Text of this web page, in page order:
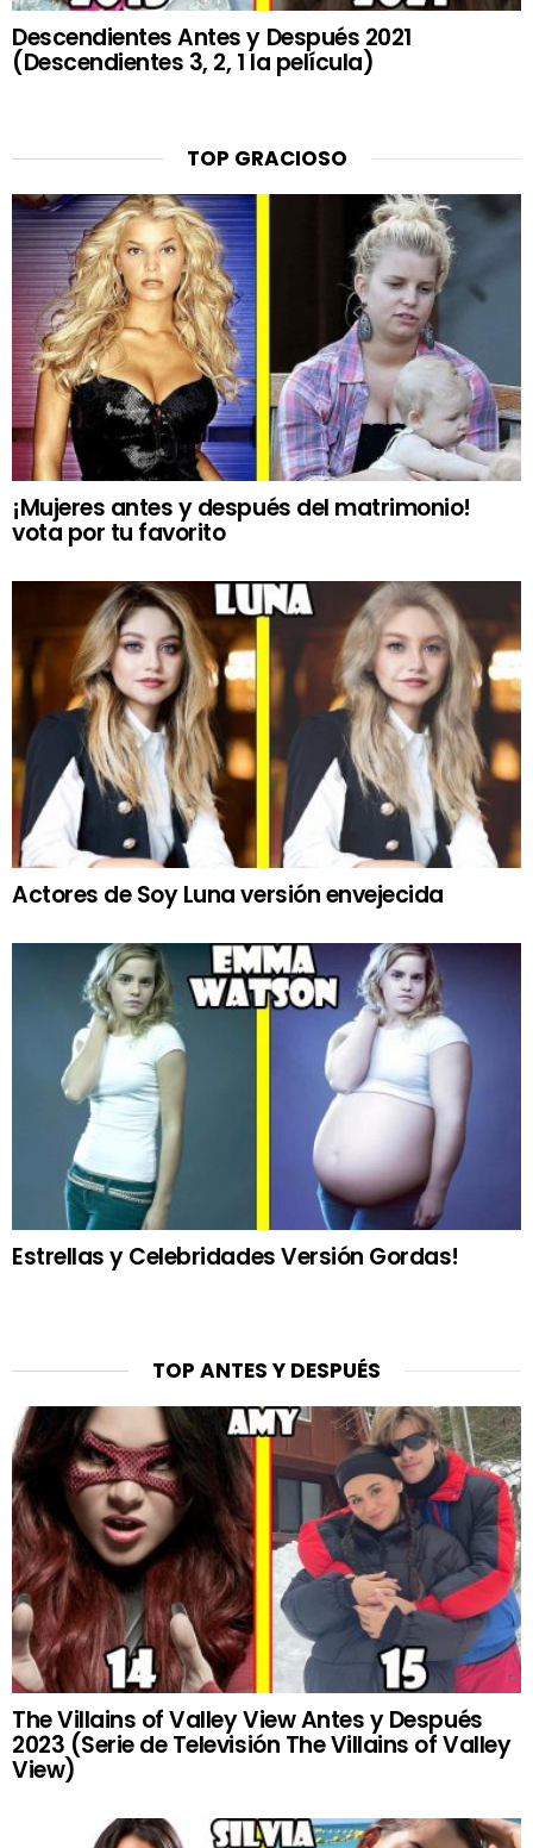
Descendientes Antes y Después 2021
(Descendientes 3, 2, 1 la película)
TOP GRACIOSO
¡Mujeres antes y después del matrimonio!
vota por tu favorito
Actores de Soy Luna versión envejecida
Estrellas y Celebridades Versión Gordas!
TOP ANTES Y DESPUÉS
The Villains of Valley View Antes y Después
2023 (Serie de Televisión The Villains of Valley
View)